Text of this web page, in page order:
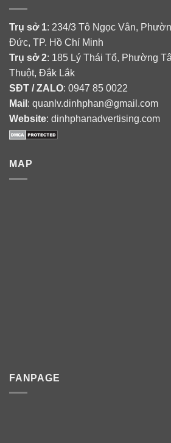
Trụ sở 1: 234/3 Tô Ngọc Vân,
Đức, TP. Hồ Chí Minh
Trụ sở 2: 185 Lý Thái Tổ, Phường
Thuột, Đắk Lắk
SĐT / ZALO: 0947 85 0022
Mail : quanlv.dinhphan@gmail.com
Website: dinhphanadvertising.com
MAP
FANPAGE